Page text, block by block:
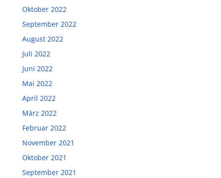
Oktober 2022
September 2022
August 2022
Juli 2022
Juni 2022
Mai 2022
April 2022
März 2022
Februar 2022
November 2021
Oktober 2021
September 2021